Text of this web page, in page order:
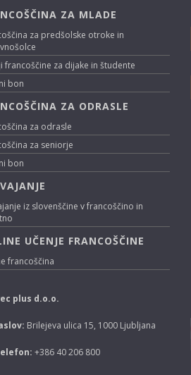
ZA MLADE
za predšolske otroke in
francoščine za dijake in študente
bon
ZA ODRASLE
za odrasle
za seniorje
bon
iz slovenščine v francoščino in
UČENJE FRANCOŠČINE
francoščina
plus d.o.o.
Brilejeva ulica 15, 1000 Ljubljana
+386 40 206 800